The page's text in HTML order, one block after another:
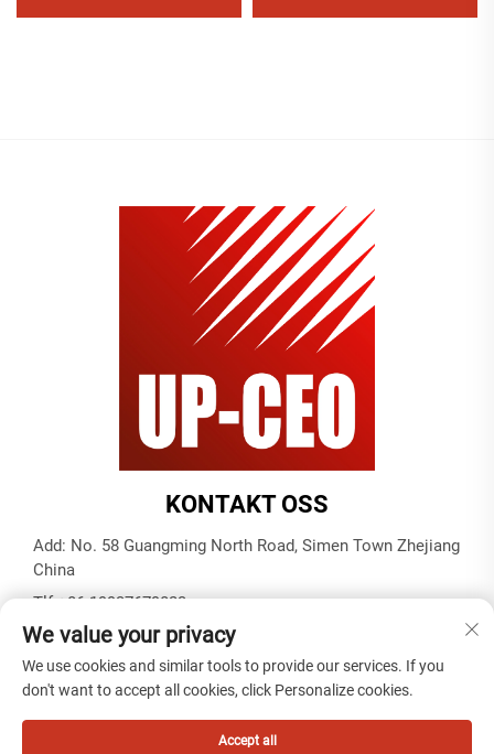
KONTAKT OSS
Add: No. 58 Guangming North Road, Simen Town Zhejiang
China
Tlf:+86-19937679823
E-post: [email protected]
Personvernpolicy
We value your privacy
We use cookies and similar tools to provide our services. If you
don't want to accept all cookies, click Personalize cookies.
Accept all